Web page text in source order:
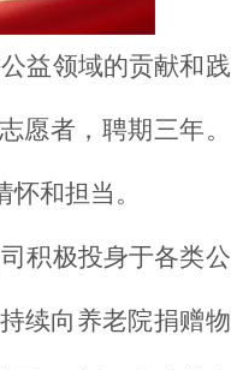
益领域的贡献和践
愿者，聘期三年。
和担当。
积极投身于各类公
续向养老院捐赠物